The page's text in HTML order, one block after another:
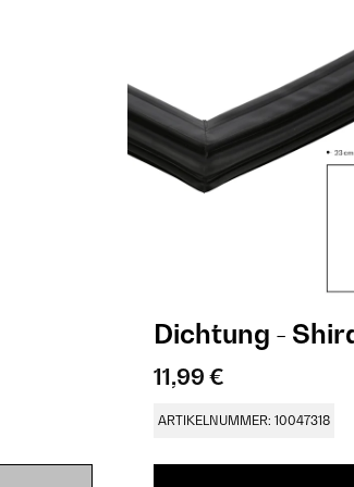
Dichtung
11,99 €
ARTIKELNUMMER: 10047318